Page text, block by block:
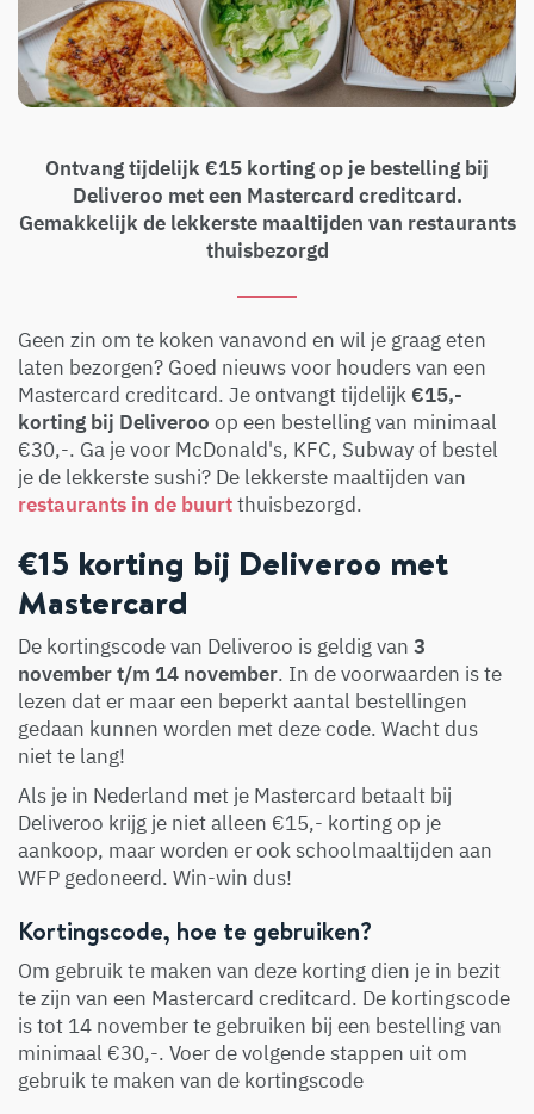
Ontvang tijdelijk €15 korting op je bestelling bij
Deliveroo met een Mastercard creditcard.
Gemakkelijk de lekkerste maaltijden van restaurants
thuisbezorgd
Geen zin om te koken vanavond en wil je graag eten
laten bezorgen? Goed nieuws voor houders van een
Mastercard creditcard. Je ontvangt tijdelijk €15,-
korting bij Deliveroo op een bestelling van minimaal
€30,-. Ga je voor McDonald's, KFC, Subway of bestel
je de lekkerste sushi? De lekkerste maaltijden van
restaurants in de buurtthuisbezorgd.
€15 korting bij Deliveroo met
Mastercard
De kortingscode van Deliveroo is geldig van 3
november t/m 14 november. In de voorwaarden is te
lezen dat er maar een beperkt aantal bestellingen
gedaan kunnen worden met deze code. Wacht dus
niet te lang!
Als je in Nederland met je Mastercard betaalt bij
Deliveroo krijg je niet alleen €15,- korting op je
aankoop, maar worden er ook schoolmaaltijden aan
WFP gedoneerd. Win-win dus!
Kortingscode, hoe te gebruiken?
Om gebruik te maken van deze korting dien je in bezit
te zijn van een Mastercard creditcard. De kortingscode
is tot 14 november te gebruiken bij een bestelling van
minimaal €30,-. Voer de volgende stappen uit om
gebruik te maken van de kortingscode